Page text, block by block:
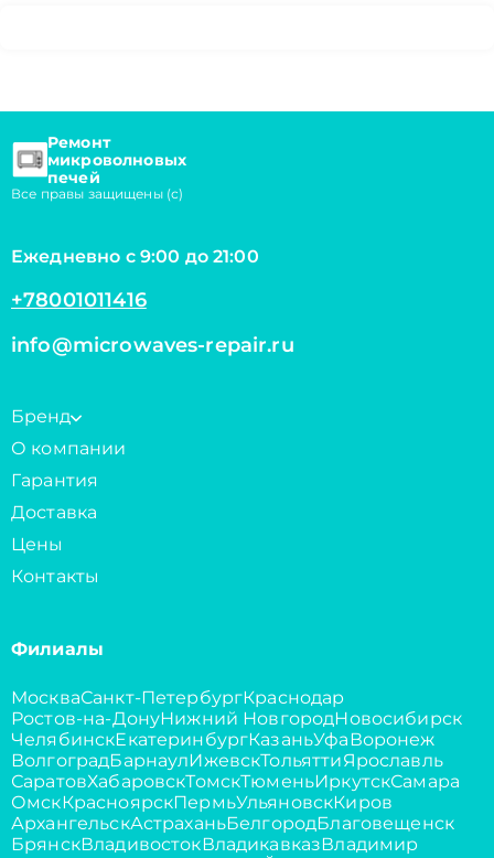
Ремонт
микроволновых
печей
Все правы защищены (с)
Ежедневно с 9:00 до 21:00
+78001011416
info@microwaves-repair.ru
Бренд
О компании
Гарантия
Доставка
Цены
Контакты
Филиалы
МоскваСанкт-ПетербургКраснодар
Ростов-на-ДонуНижний НовгородНовосибирск
ЧелябинскЕкатеринбургКазаньУфаВоронеж
ВолгоградБарнаулИжевскТольяттиЯрославль
СаратовХабаровскТомскТюменьИркутскСамара
ОмскКрасноярскПермьУльяновскКиров
АрхангельскАстраханьБелгородБлаговещенск
БрянскВладивостокВладикавказВладимир